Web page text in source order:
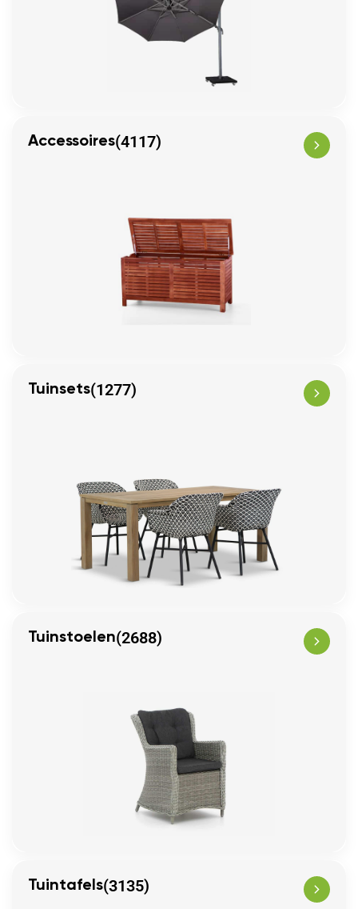
Accessoires(4117)
Tuinsets(1277)
Tuinstoelen(2688)
Tuintafels(3135)